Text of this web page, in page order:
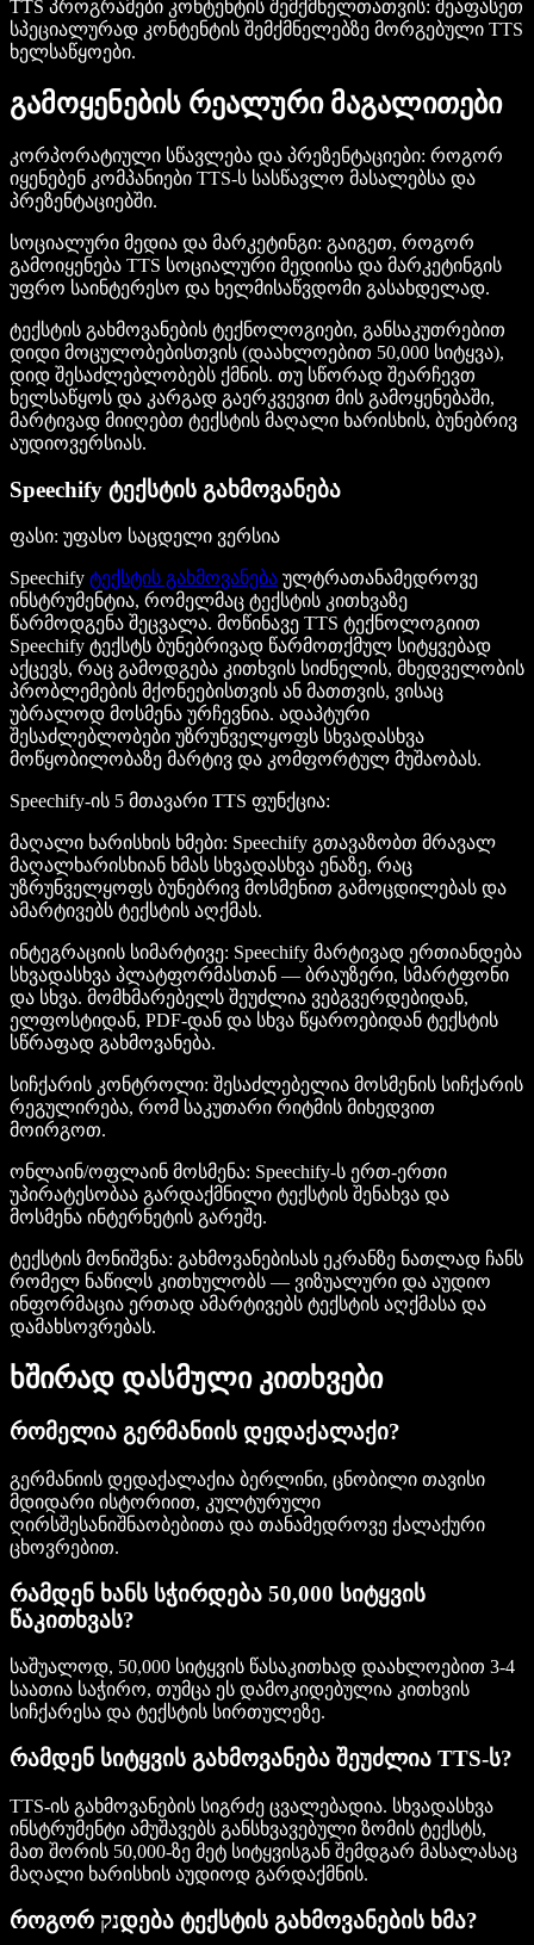
TTS პროგრამები კონტენტის შემქმნელთათვის: შეაფასეთ
სპეციალურად კონტენტის შემქმნელებზე მორგებული TTS
ხელსაწყოები.
გამოყენების რეალური მაგალითები
კორპორატიული სწავლება და პრეზენტაციები: როგორ
იყენებენ კომპანიები TTS-ს სასწავლო მასალებსა და
პრეზენტაციებში.
სოციალური მედია და მარკეტინგი: გაიგეთ, როგორ
გამოიყენება TTS სოციალური მედიისა და მარკეტინგის
უფრო საინტერესო და ხელმისაწვდომი გასახდელად.
ტექსტის გახმოვანების ტექნოლოგიები, განსაკუთრებით
დიდი მოცულობებისთვის (დაახლოებით 50,000 სიტყვა),
დიდ შესაძლებლობებს ქმნის. თუ სწორად შეარჩევთ
ხელსაწყოს და კარგად გაერკვევით მის გამოყენებაში,
მარტივად მიიღებთ ტექსტის მაღალი ხარისხის, ბუნებრივ
აუდიოვერსიას.
Speechify ტექსტის გახმოვანება
ფასი: უფასო საცდელი ვერსია
Speechify ტექსტის გახმოვანება ულტრათანამედროვე
ინსტრუმენტია, რომელმაც ტექსტის კითხვაზე
წარმოდგენა შეცვალა. მოწინავე TTS ტექნოლოგიით
Speechify ტექსტს ბუნებრივად წარმოთქმულ სიტყვებად
აქცევს, რაც გამოდგება კითხვის სიძნელის, მხედველობის
პრობლემების მქონეებისთვის ან მათთვის, ვისაც
უბრალოდ მოსმენა ურჩევნია. ადაპტური
შესაძლებლობები უზრუნველყოფს სხვადასხვა
მოწყობილობაზე მარტივ და კომფორტულ მუშაობას.
Speechify-ის 5 მთავარი TTS ფუნქცია:
მაღალი ხარისხის ხმები: Speechify გთავაზობთ მრავალ
მაღალხარისხიან ხმას სხვადასხვა ენაზე, რაც
უზრუნველყოფს ბუნებრივ მოსმენით გამოცდილებას და
ამარტივებს ტექსტის აღქმას.
ინტეგრაციის სიმარტივე: Speechify მარტივად ერთიანდება
სხვადასხვა პლატფორმასთან — ბრაუზერი, სმარტფონი
და სხვა. მომხმარებელს შეუძლია ვებგვერდებიდან,
ელფოსტიდან, PDF-დან და სხვა წყაროებიდან ტექსტის
სწრაფად გახმოვანება.
სიჩქარის კონტროლი: შესაძლებელია მოსმენის სიჩქარის
რეგულირება, რომ საკუთარი რიტმის მიხედვით
მოირგოთ.
ონლაინ/ოფლაინ მოსმენა: Speechify-ს ერთ-ერთი
უპირატესობაა გარდაქმნილი ტექსტის შენახვა და
მოსმენა ინტერნეტის გარეშე.
ტექსტის მონიშვნა: გახმოვანებისას ეკრანზე ნათლად ჩანს
რომელ ნაწილს კითხულობს — ვიზუალური და აუდიო
ინფორმაცია ერთად ამარტივებს ტექსტის აღქმასა და
დამახსოვრებას.
ხშირად დასმული კითხვები
რომელია გერმანიის დედაქალაქი?
გერმანიის დედაქალაქია ბერლინი, ცნობილი თავისი
მდიდარი ისტორიით, კულტურული
ღირსშესანიშნაობებითა და თანამედროვე ქალაქური
ცხოვრებით.
რამდენ ხანს სჭირდება 50,000 სიტყვის
წაკითხვას?
საშუალოდ, 50,000 სიტყვის წასაკითხად დაახლოებით 3-4
საათია საჭირო, თუმცა ეს დამოკიდებულია კითხვის
სიჩქარესა და ტექსტის სირთულეზე.
რამდენ სიტყვის გახმოვანება შეუძლია TTS-ს?
TTS-ის გახმოვანების სიგრძე ცვალებადია. სხვადასხვა
ინსტრუმენტი ამუშავებს განსხვავებული ზომის ტექსტს,
მათ შორის 50,000-ზე მეტ სიტყვისგან შემდგარ მასალასაც
მაღალი ხარისხის აუდიოდ გარდაქმნის.
როგორ נקდება ტექსტის გახმოვანების ხმა?